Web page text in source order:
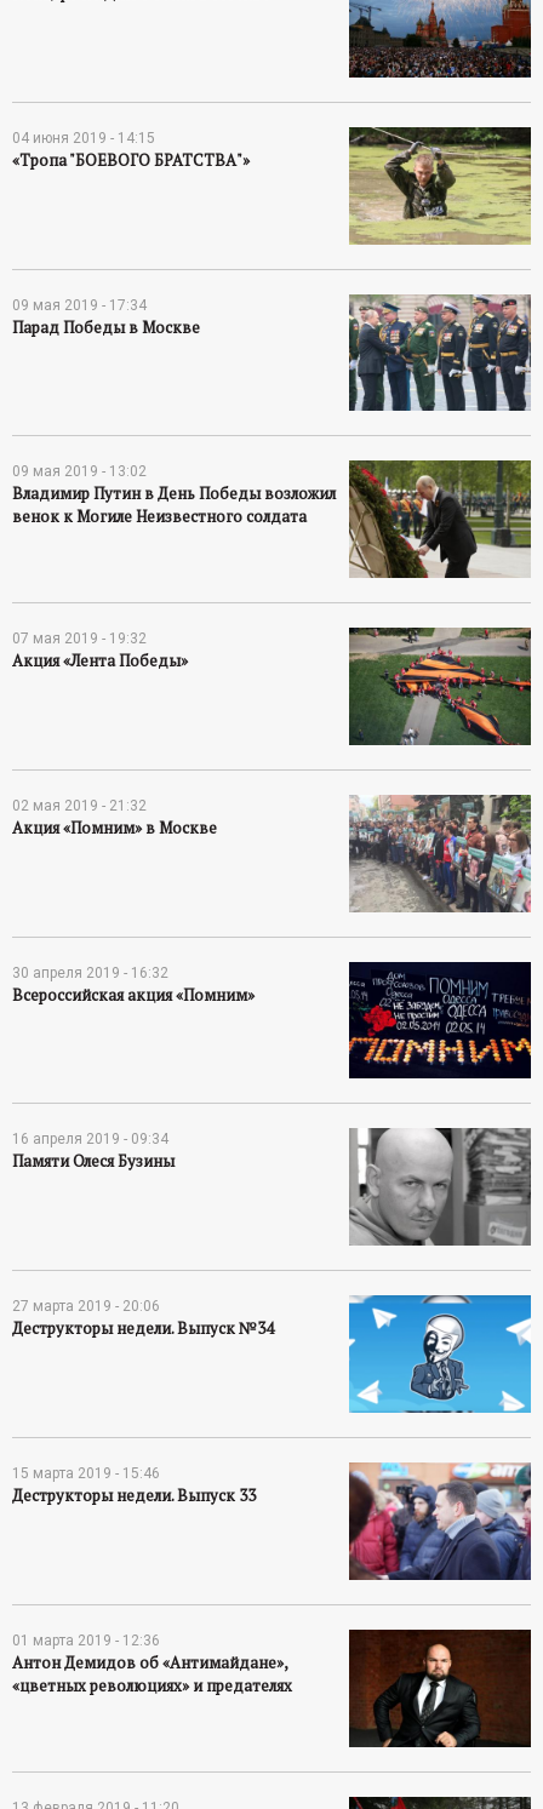
о
т
а
04 июня 2019 - 14:15
«Тропа "БОЕВОГО БРАТСТВА"»
09 мая 2019 - 17:34
Парад Победы в Москве
09 мая 2019 - 13:02
Владимир Путин в День Победы возложил
венок к Могиле Неизвестного солдата
07 мая 2019 - 19:32
Акция «Лента Победы»
02 мая 2019 - 21:32
Акция «Помним» в Москве
30 апреля 2019 - 16:32
Всероссийская акция «Помним»
16 апреля 2019 - 09:34
Памяти Олеся Бузины
27 марта 2019 - 20:06
Деструкторы недели. Выпуск №34
15 марта 2019 - 15:46
Деструкторы недели. Выпуск 33
01 марта 2019 - 12:36
Антон Демидов об «Антимайдане»,
«цветных революциях» и предателях